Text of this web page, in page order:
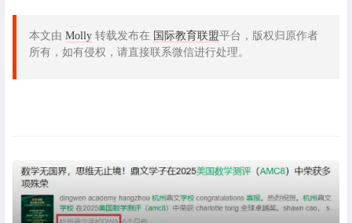
本文由 Molly 转载发布在 国际教育联盟平台，版权归原作者
所有，如有侵权，请直接联系微信进行处理。